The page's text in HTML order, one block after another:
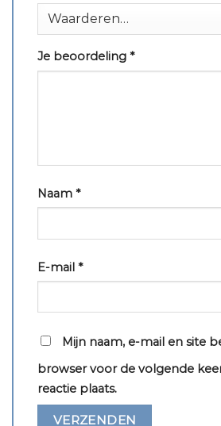
Je beoordeling *
Naam *
E-mail *
Mijn naam, e-mail en site
browser voor de volgende
reactie plaats.